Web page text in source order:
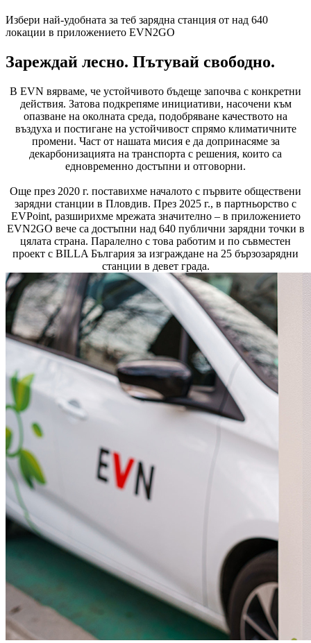
Избери най-удобната за теб зарядна станция от над 640
локации в приложението EVN2GO
Зареждай лесно. Пътувай свободно.
В EVN вярваме, че устойчивото бъдеще започва с конкретни
действия. Затова подкрепяме инициативи, насочени към
опазване на околната среда, подобряване качеството на
въздуха и постигане на устойчивост спрямо климатичните
промени. Част от нашата мисия е да допринасяме за
декарбонизацията на транспорта с решения, които са
едновременно достъпни и отговорни.
Още през 2020 г. поставихме началото с първите обществени
зарядни станции в Пловдив. През 2025 г., в партньорство с
EVPoint, разширихме мрежата значително – в приложението
EVN2GO вече са достъпни над 640 публични зарядни точки в
цялата страна. Паралелно с това работим и по съвместен
проект с BILLA България за изграждане на 25 бързозарядни
станции в девет града.